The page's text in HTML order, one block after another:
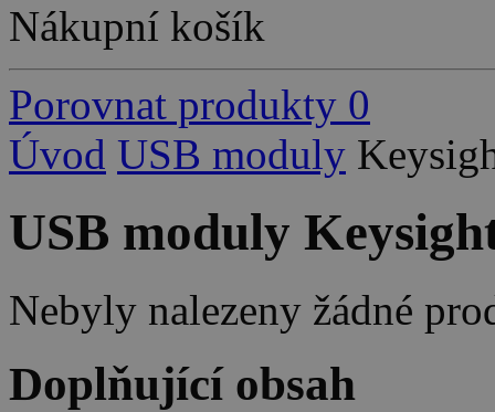
Nákupní košík
Porovnat produkty 0
Úvod USB moduly
USB moduly
Nebyly nalezeny žádné
Doplňující obsah